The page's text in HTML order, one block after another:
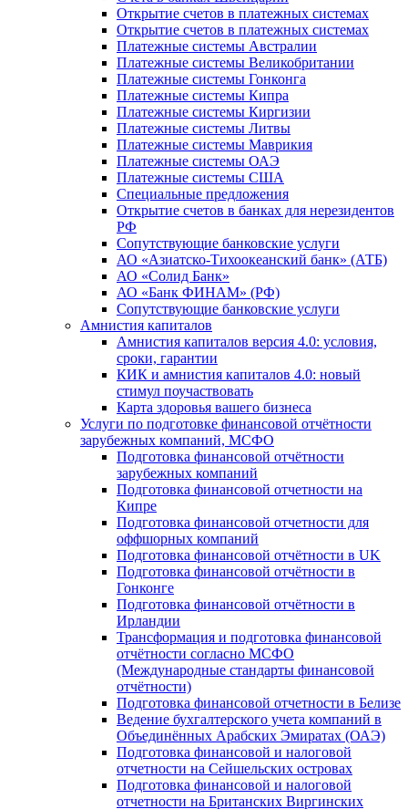
Открытие счетов в платежных системах
Открытие счетов в платежных системах
Платежные системы Австралии
Платежные системы Великобритании
Платежные системы Гонконга
Платежные системы Кипра
Платежные системы Киргизии
Платежные системы Литвы
Платежные системы Маврикия
Платежные системы ОАЭ
Платежные системы США
Специальные предложения
Открытие счетов в банках для нерезидентов
РФ
Сопутствующие банковские услуги
АО «Азиатско-Тихоокеанский банк» (АТБ)
АО «Солид Банк»
АО «Банк ФИНАМ» (РФ)
Сопутствующие банковские услуги
Амнистия капиталов
Амнистия капиталов версия 4.0: условия,
сроки, гарантии
КИК и амнистия капиталов 4.0: новый
стимул поучаствовать
Карта здоровья вашего бизнеса
Услуги по подготовке финансовой отчётности
зарубежных компаний, МСФО
Подготовка финансовой отчётности
зарубежных компаний
Подготовка финансовой отчетности на
Кипре
Подготовка финансовой отчетности для
оффшорных компаний
Подготовка финансовой отчётности в UK
Подготовка финансовой отчётности в
Гонконге
Подготовка финансовой отчётности в
Ирландии
Трансформация и подготовка финансовой
отчётности согласно МСФО
(Международные стандарты финансовой
отчётности)
Подготовка финансовой отчетности в Белизе
Ведение бухгалтерского учета компаний в
Объединённых Арабских Эмиратах (ОАЭ)
Подготовка финансовой и налоговой
отчетности на Сейшельских островах
Подготовка финансовой и налоговой
отчетности на Британских Виргинских